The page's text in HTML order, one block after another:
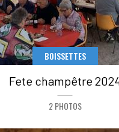
BOISSETTES
Fete champêtre
2 PHOTOS